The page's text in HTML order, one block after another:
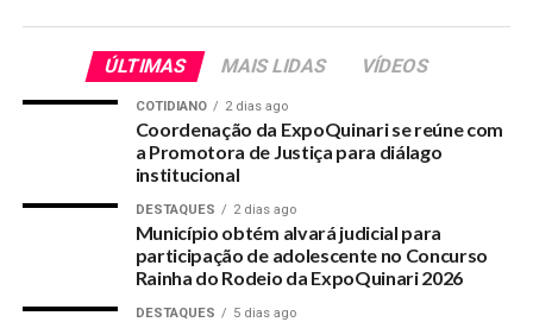
ÚLTIMAS MAIS LIDAS VÍDEOS
COTIDIANO 2 dias ago
Coordenação da ExpoQuinari se reúne com
a Promotora de Justiça para diálago
institucional
DESTAQUES 2 dias ago
Município obtém alvará judicial para
participação de adolescente no Concurso
Rainha do Rodeio da ExpoQuinari 2026
DESTAQUES 5 dias ago